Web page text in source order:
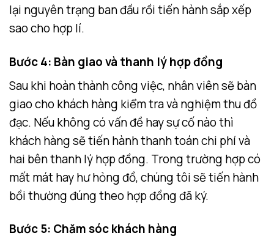
lại nguyên trạng ban đầu rồi tiến hành sắp xếp
sao cho hợp lí.
Bước 4: Bàn giao và thanh lý hợp đồng
Sau khi hoàn thành công việc, nhân viên sẽ bàn
giao cho khách hàng kiểm tra và nghiệm thu đồ
đạc. Nếu không có vấn đề hay sự cố nào thì
khách hàng sẽ tiến hành thanh toán chi phí và
hai bên thanh lý hợp đồng. Trong trường hợp có
mất mát hay hư hỏng đồ, chúng tôi sẽ tiến hành
bồi thường đúng theo hợp đồng đã ký.
Bước 5: Chăm sóc khách hàng